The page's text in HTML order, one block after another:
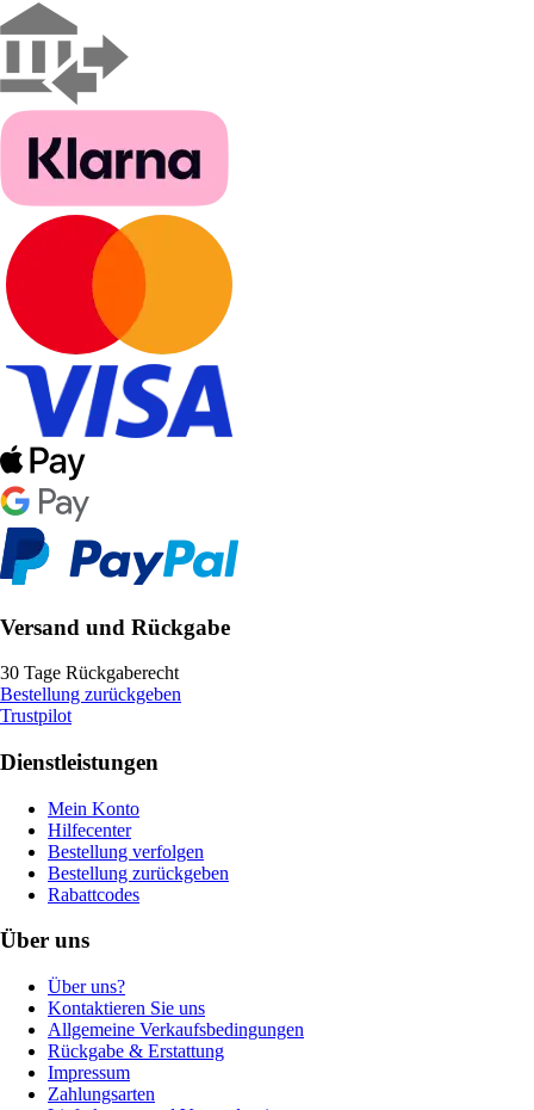
Versand und Rückgabe
30 Tage Rückgaberecht
Bestellung zurückgeben
Trustpilot
Dienstleistungen
Mein Konto
Hilfecenter
Bestellung verfolgen
Bestellung zurückgeben
Rabattcodes
Über uns
Über uns?
Kontaktieren Sie uns
Allgemeine Verkaufsbedingungen
Rückgabe & Erstattung
Impressum
Zahlungsarten